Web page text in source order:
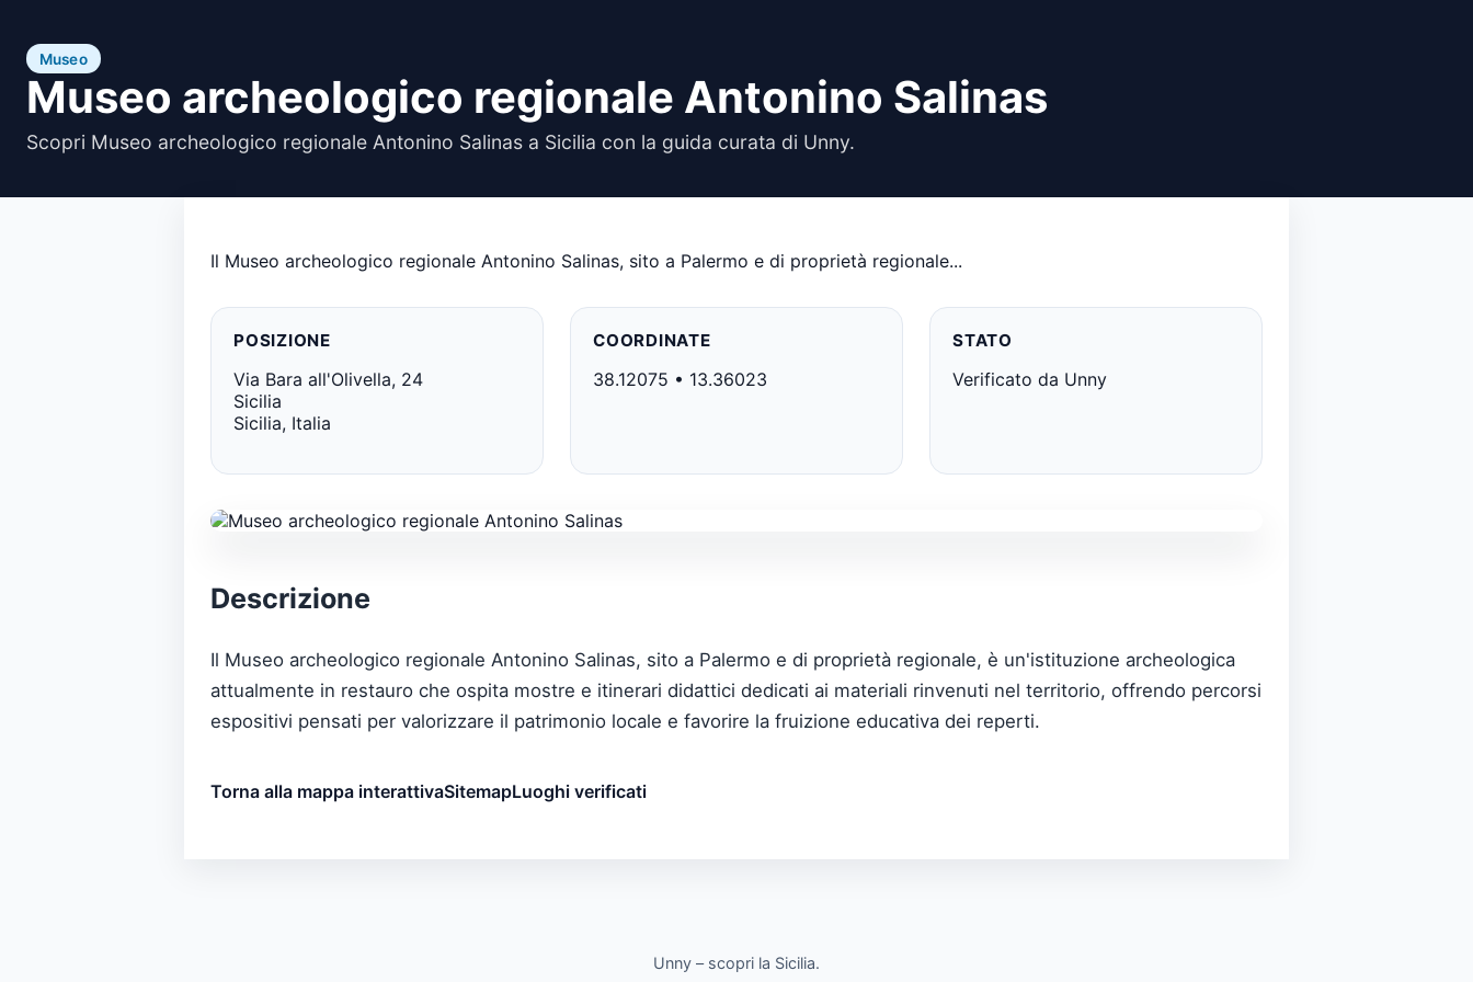
Museo
Museo archeologico regionale Antonino Salinas
Scopri Museo archeologico regionale Antonino Salinas a Sicilia con la guida curata di Unny.
Il Museo archeologico regionale Antonino Salinas, sito a Palermo e di proprietà regionale...
POSIZIONE
Via Bara all'Olivella, 24
Sicilia
Sicilia, Italia
COORDINATE
38.12075 • 13.36023
STATO
Verificato da Unny
Descrizione
Il Museo archeologico regionale Antonino Salinas, sito a Palermo e di proprietà regionale, è un'istituzione archeologica
attualmente in restauro che ospita mostre e itinerari didattici dedicati ai materiali rinvenuti nel territorio, offrendo percorsi
espositivi pensati per valorizzare il patrimonio locale e favorire la fruizione educativa dei reperti.
Torna alla mappa interattivaSitemapLuoghi verificati
Unny – scopri la Sicilia.